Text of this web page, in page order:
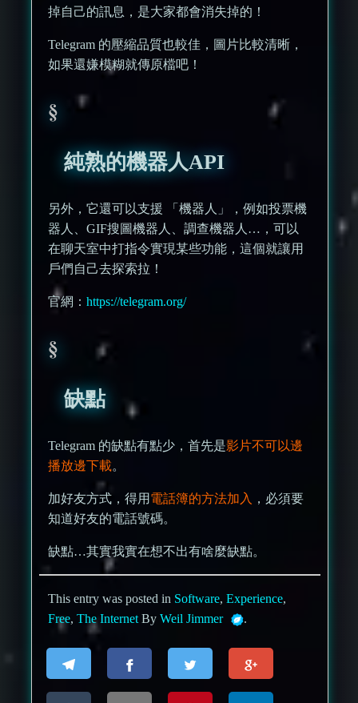
掉自己的訊息，是大家都會消失掉的！
Telegram 的壓縮品質也較佳，圖片比較清晰，
如果還嫌模糊就傳原檔吧！
純熟的機器人API
另外，它還可以支援 「機器人」，例如投票機
器人、GIF搜圖機器人、調查機器人…，可以
在聊天室中打指令實現某些功能，這個就讓用
戶們自己去探索拉！
官網：https://telegram.org/
缺點
Telegram 的缺點有點少，首先是影片不可以邊
播放邊下載。
加好友方式，得用 電話簿的方法加入 ，必須要
知道好友的電話號碼。
缺點…其實我實在想不出有啥麼缺點。
This entry was posted in Software,Experience,
Free,The Internet ByWeil Jimmer .